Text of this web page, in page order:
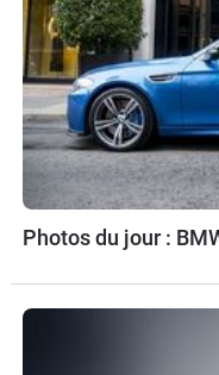
Photos du jour :